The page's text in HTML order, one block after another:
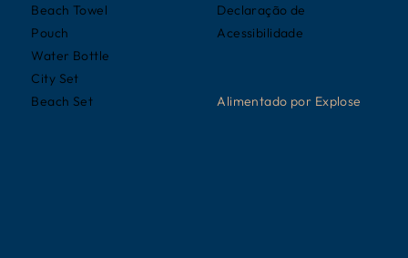
Beach Towel
Pouch
Water Bottle
City Set
Beach Set
Declaração de
Acessibilidade
Alimentado por Explose